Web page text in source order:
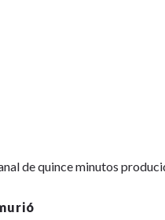
de quince minutos